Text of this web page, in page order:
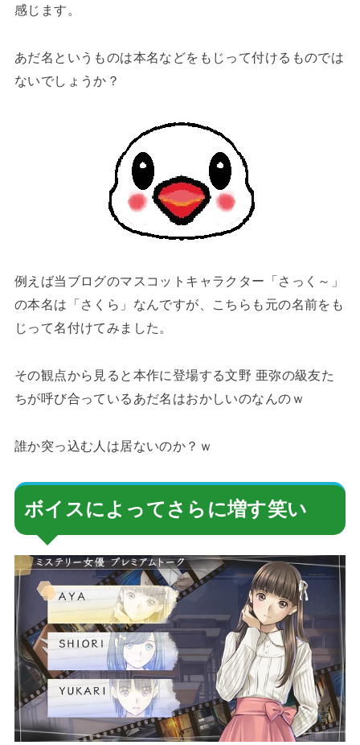
感じます。
あだ名というものは本名などをもじって付けるものでは
ないでしょうか？
例えば当ブログのマスコットキャラクター「さっく～」
の本名は「さくら」なんですが、こちらも元の名前をも
じって名付けてみました。
その観点から見ると本作に登場する文野 亜弥の級友た
ちが呼び合っているあだ名はおかしいのなんのｗ
誰か突っ込む人は居ないのか？ｗ
ボイスによってさらに増す笑い